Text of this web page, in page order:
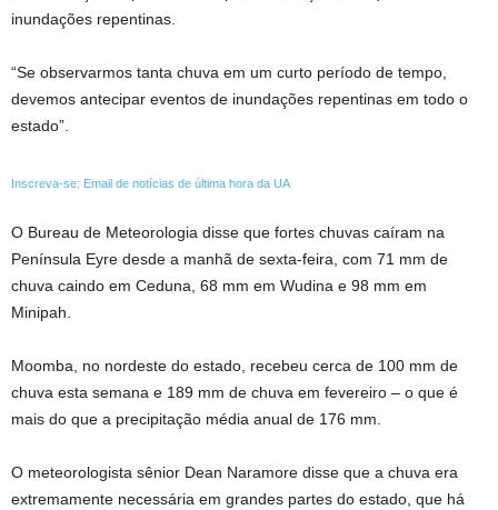
inundações repentinas.
“Se observarmos tanta chuva em um curto período de tempo,
devemos antecipar eventos de inundações repentinas em todo o
estado”.
Inscreva-se: Email de notícias de última hora da UA
O Bureau de Meteorologia disse que fortes chuvas caíram na
Península Eyre desde a manhã de sexta-feira, com 71 mm de
chuva caindo em Ceduna, 68 mm em Wudina e 98 mm em
Minipah.
Moomba, no nordeste do estado, recebeu cerca de 100 mm de
chuva esta semana e 189 mm de chuva em fevereiro – o que é
mais do que a precipitação média anual de 176 mm.
O meteorologista sênior Dean Naramore disse que a chuva era
extremamente necessária em grandes partes do estado, que há